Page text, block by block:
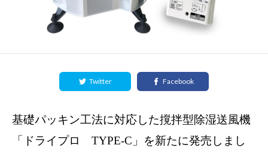
Twitter Facebook
基礎パッキン工法に対応した撹拌型除湿送風機
「ドライプロ TYPE-C」を新たに発売しまし